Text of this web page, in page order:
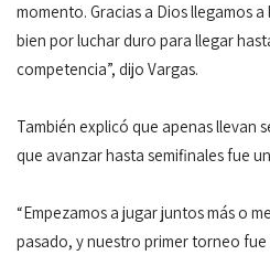
momento. Gracias a Dios llegamos
bien por luchar duro para llegar
competencia”, dijo Vargas.
También explicó que apenas llevan
que avanzar hasta semifinales fue
“Empezamos a jugar juntos más o
pasado, y nuestro primer torneo fue